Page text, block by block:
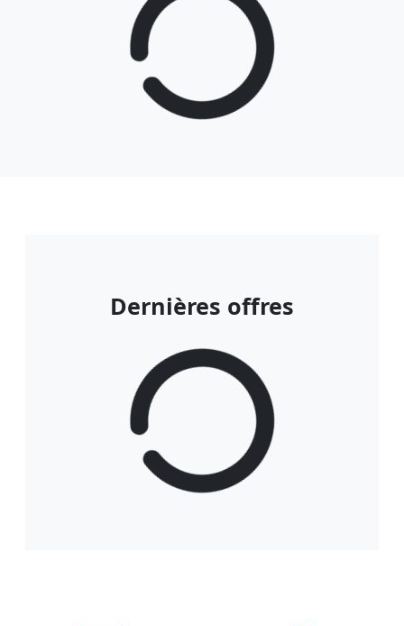
Dernières offres